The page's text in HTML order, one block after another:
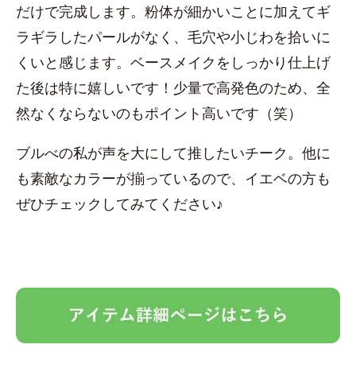
だけで完成します。粉体が細かいことに加えてギ
ラギラしたパールがなく、毛穴や小じわを拾いに
くいと感じます。ベースメイクをしっかり仕上げ
た後は特に嬉しいです！少量で高発色のため、全
然なくならないのもポイント高いです（笑）
ブルべの私が声を大にして推したいチーク。他に
も素敵なカラーが揃っているので、イエベの方も
ぜひチェックしてみてください♪